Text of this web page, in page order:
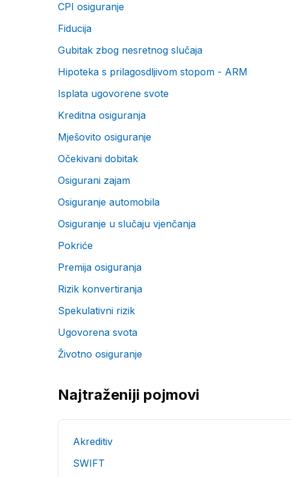
CPI osiguranje
Fiducija
Gubitak zbog nesretnog slučaja
Hipoteka s prilagosdljivom stopom - ARM
Isplata ugovorene svote
Kreditna osiguranja
Mješovito osiguranje
Očekivani dobitak
Osigurani zajam
Osiguranje automobila
Osiguranje u slučaju vjenčanja
Pokriće
Premija osiguranja
Rizik konvertiranja
Spekulativni rizik
Ugovorena svota
Životno osiguranje
Najtraženiji pojmovi
Akreditiv
SWIFT